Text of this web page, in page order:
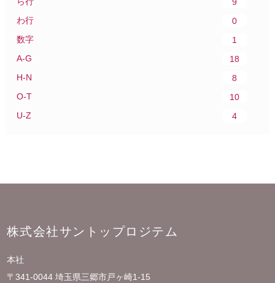
わ行
0
数字
1
A-G
18
H-N
8
O-T
10
U-Z
4
株式会社サントップロジテム
本社
〒341-0044 埼玉県三郷市戸ヶ崎1-15